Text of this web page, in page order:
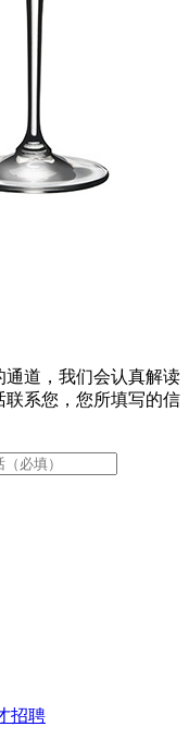
道，我们会认真解读
系您，您所填写的信
招聘